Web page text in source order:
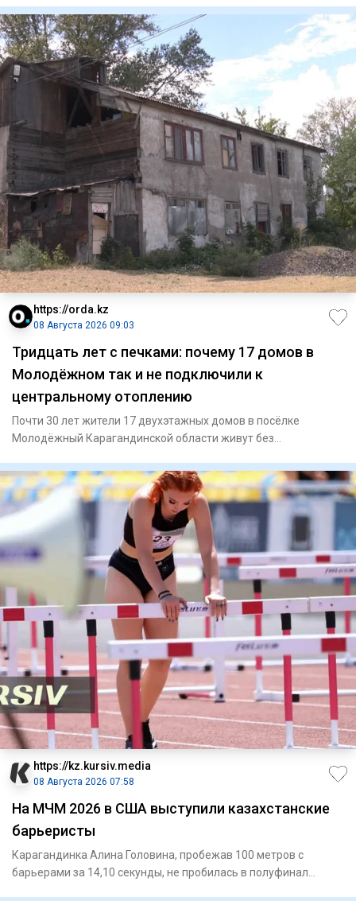
https://orda.kz
08 Августа 2026 09:03
Тридцать лет с печками: почему 17 домов в
Молодёжном так и не подключили к
центральному отоплению
Почти 30 лет жители 17 двухэтажных домов в посёлке
Молодёжный Карагандинской области живут без
https://kz.kursiv.media
08 Августа 2026 07:58
На МЧМ 2026 в США выступили казахстанские
барьеристы
Карагандинка Алина Головина, пробежав 100 метров с
барьерами за 14,10 секунды, не пробилась в полуфинал